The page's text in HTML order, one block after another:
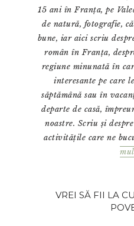
15 ani în Franța, pe
de natură, fotografie,
bune, iar aici scriu
român în Franța,
regiune minunată în
interesante pe care
săptămână sau în
departe de casă,
noastre. Scriu și
activitățile care ne
VREI SĂ FII LA